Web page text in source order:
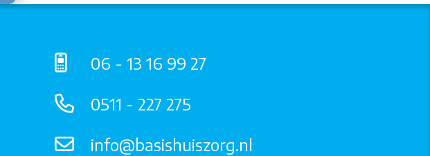
06 - 13 16 99 27
0511 - 227 275
info@basishuiszorg.nl